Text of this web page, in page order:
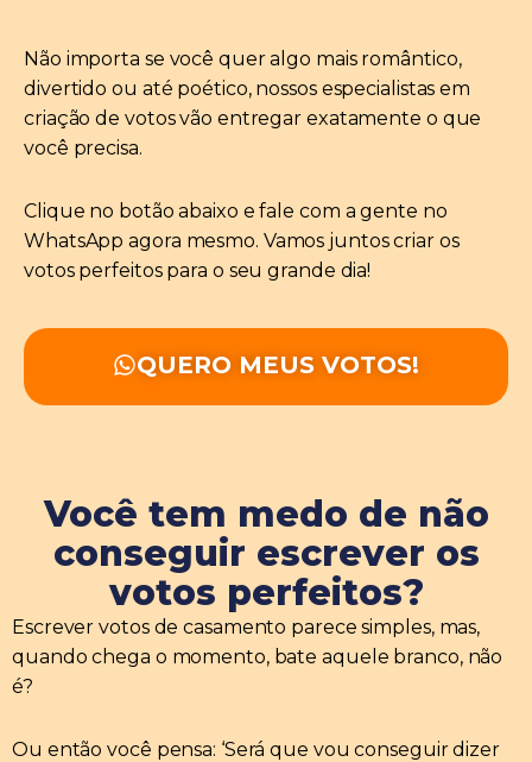
Não importa se você quer algo mais romântico,
divertido ou até poético, nossos especialistas em
criação de votos vão entregar exatamente o que
você precisa.
Clique no botão abaixo e fale com a gente no
WhatsApp agora mesmo. Vamos juntos criar os
votos perfeitos para o seu grande dia!
QUERO MEUS VOTOS!
Você tem medo de não
conseguir escrever os
votos perfeitos?
Escrever votos de casamento parece simples, mas,
quando chega o momento, bate aquele branco, não
é?
Ou então você pensa: ‘Será que vou conseguir dizer